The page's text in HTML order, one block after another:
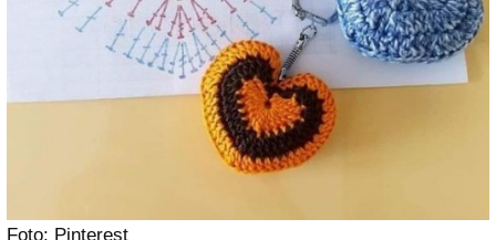
Foto: Pinterest